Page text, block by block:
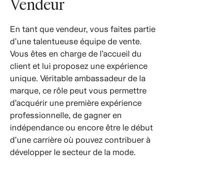
En tant que vendeur, vous faites partie
d’une talentueuse équipe de vente.
Vous êtes en charge de l’accueil du
client et lui proposez une expérience
unique. Véritable ambassadeur de la
marque, ce rôle peut vous permettre
d’acquérir une première expérience
professionnelle, de gagner en
indépendance ou encore être le début
d’une carrière où pouvez contribuer à
développer le secteur de la mode.